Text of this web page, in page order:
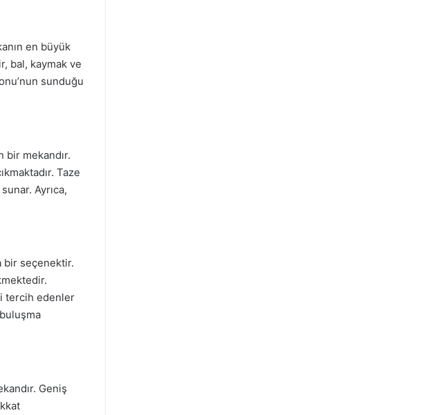
en büyük
bal, kaymak ve
sunduğu
bir mekandır.
Taze
Ayrıca,
bir seçenektir.
tercih edenler
Geniş